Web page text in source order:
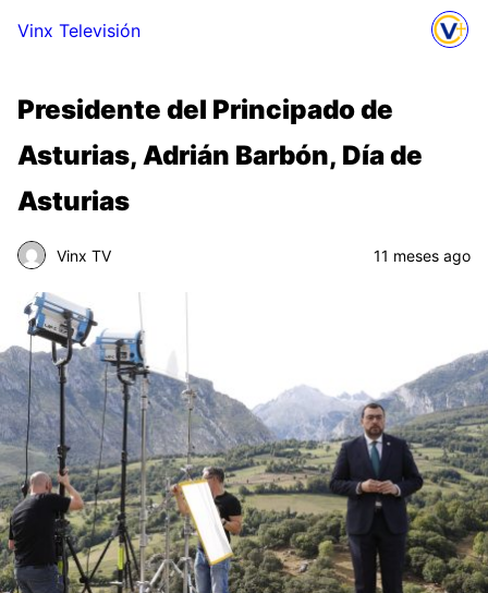
Vinx Televisión
Presidente del Principado de
Asturias, Adrián Barbón, Día de
Asturias
Vinx TV 11 meses ago